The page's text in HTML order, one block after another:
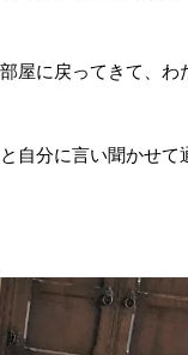
屋に戻ってきて、わ
自分に言い聞かせて